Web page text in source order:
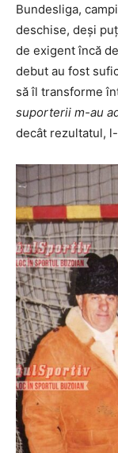
Bundesliga,
deschise, deși
de exigent încă
debut au fost
să îl transforme
suporterii m-au
decât rezultatul,